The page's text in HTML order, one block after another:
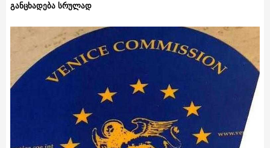
განცხადება სრულად